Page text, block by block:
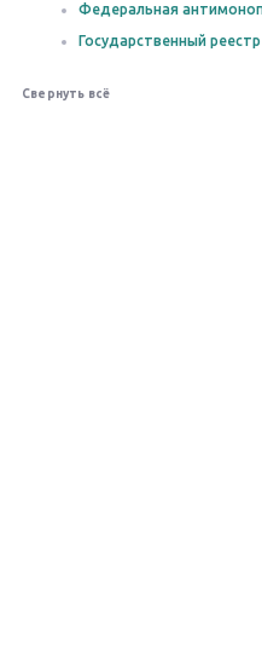
Федеральная
Государственный
Свернуть всё